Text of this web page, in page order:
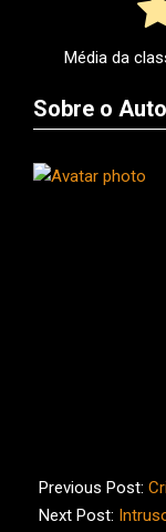
Média da
Sobre o
08-
14
Previous Post:
Next Post: